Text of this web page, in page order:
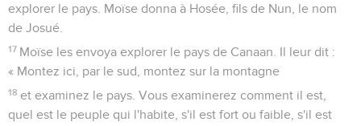
explorer le pays. Moïse donna à Hosée, fils de Nun, le nom
de Josué.
17 Moïse les envoya explorer le pays de Canaan. Il leur dit :
« Montez ici, par le sud, montez sur la montagne
18 et examinez le pays. Vous examinerez comment il est,
quel est le peuple qui l'habite, s'il est fort ou faible, s'il est